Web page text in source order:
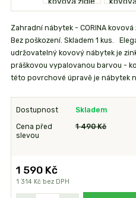
Zahradní nábytek - CORINA
Bez poškození. Skladem 1 kus.
udržovatelný kovový nábytek je
práškovou vypalovanou barvou -
této povrchové úpravě je nábytek
Dostupnost Skladem
Cena před
slevou
1 490 Kč
1 590 Kč
1 314 Kč bez DPH